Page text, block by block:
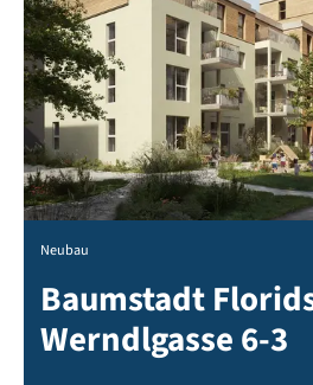
Neubau
Baumstadt
Werndlgasse 6-3